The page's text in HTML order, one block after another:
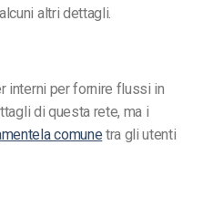
altri dettagli.
interni per fornire flussi in
di questa rete, ma i
comune tra gli utenti